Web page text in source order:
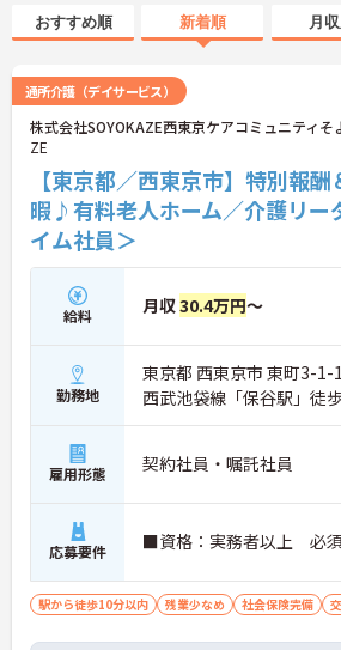
おすすめ順 新着順 月
通所介護（デイサービス）
株式会社SOYOKAZE西東京ケアコミュニティそ
ZE
【東京都／西東京市】特別報
暇♪有料老人ホーム／介護リー
イム社員＞
給料 月収30.4万円～
勤務地
東京都 西東京市 東町3-1-
西武池袋線「保谷駅」徒
雇用形態 契約社員・嘱託社員
応募要件 ■資格：実務者以上 必
駅から徒歩10分以内 残業少なめ 社会保険完備